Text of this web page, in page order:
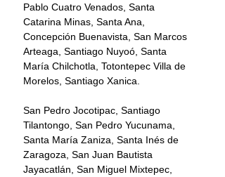
Pablo Cuatro Venados, Santa
Catarina Minas, Santa Ana,
Concepción Buenavista, San Marcos
Arteaga, Santiago Nuyoó, Santa
María Chilchotla, Totontepec Villa de
Morelos, Santiago Xanica.
San Pedro Jocotipac, Santiago
Tilantongo, San Pedro Yucunama,
Santa María Zaniza, Santa Inés de
Zaragoza, San Juan Bautista
Jayacatlán, San Miguel Mixtepec,